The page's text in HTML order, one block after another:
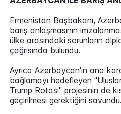
Ermenistan Başbakanı,
barış anlaşmasının
ülke arasındaki sorunların
çağrısında bulundu.
Ayrıca Azerbaycan'ın ana
bağlamayı hedefleyen
Trump Rotası" projesinin de
geçirilmesi gerektiğini savundu.